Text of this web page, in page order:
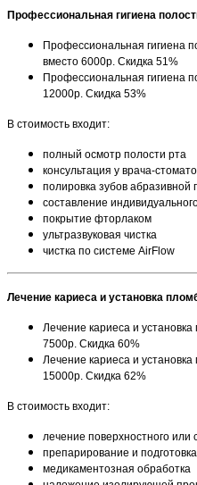
Профессиональная гигиена
Профессиональная гигиена
вместо 6000р. Скидка 51%
Профессиональная гигиена
12000р. Скидка 53%
В стоимость входит:
полный осмотр полости рта
консультация у врача-
полировка зубов абразивной
составление
покрытие фторлаком
ультразвуковая чистка
чистка по системе AirFlow
Лечение кариеса и установка
Лечение кариеса и
7500р. Скидка 60%
Лечение кариеса и
15000р. Скидка 62%
В стоимость входит:
лечение поверхностного или
препарирование и
медикаментозная обработка